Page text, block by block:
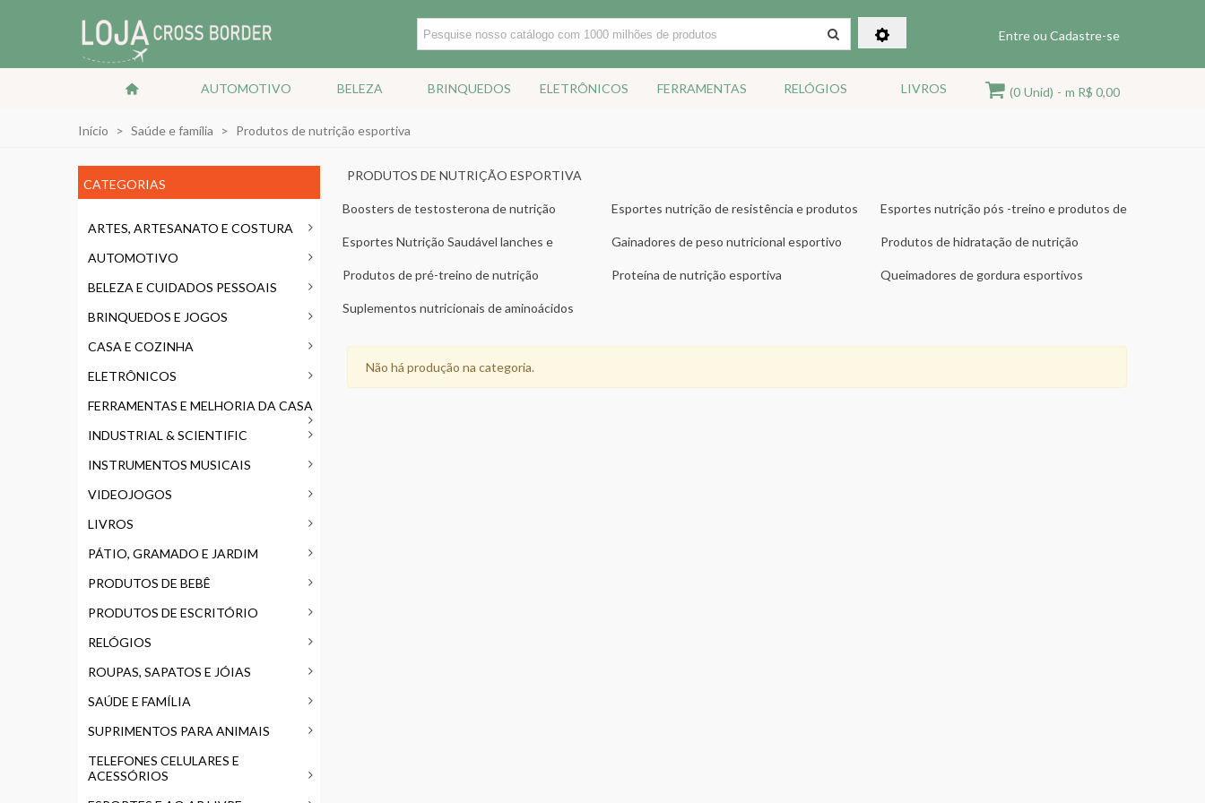
Entre ou Cadastre-se
AUTOMOTIVO BELEZA BRINQUEDOS ELETRÔNICOS FERRAMENTAS RELÓGIOS LIVROS (0 Unid) - m R$ 0,00
Início > Saúde e família > Produtos de nutrição esportiva
CATEGORIAS
ARTES, ARTESANATO E COSTURA
AUTOMOTIVO
BELEZA E CUIDADOS PESSOAIS
BRINQUEDOS E JOGOS
CASA E COZINHA
ELETRÔNICOS
FERRAMENTAS E MELHORIA DA CASA
INDUSTRIAL & SCIENTIFIC
INSTRUMENTOS MUSICAIS
VIDEOJOGOS
LIVROS
PÁTIO, GRAMADO E JARDIM
PRODUTOS DE BEBÊ
PRODUTOS DE ESCRITÓRIO
RELÓGIOS
ROUPAS, SAPATOS E JÓIAS
SAÚDE E FAMÍLIA
SUPRIMENTOS PARA ANIMAIS
TELEFONES CELULARES E
ACESSÓRIOS
PRODUTOS DE NUTRIÇÃO ESPORTIVA
Boosters de testosterona de nutrição
Esportes nutrição de resistência e produtos
Esportes nutrição pós -treino e produtos de
Esportes Nutrição Saudável lanches e
Gainadores de peso nutricional esportivo
Produtos de hidratação de nutrição
Produtos de pré-treino de nutrição
Proteína de nutrição esportiva
Queimadores de gordura esportivos
Suplementos nutricionais de aminoácidos
Não há produção na categoria.